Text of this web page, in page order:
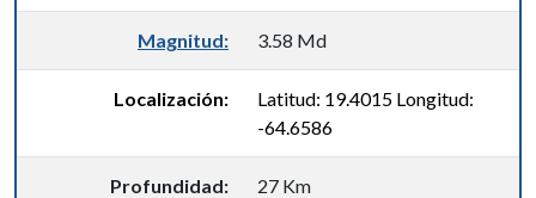
Magnitud: 3.58 Md
Localización:
Latitud: 19.4015 Longitud:
-64.6586
Profundidad: 27 Km